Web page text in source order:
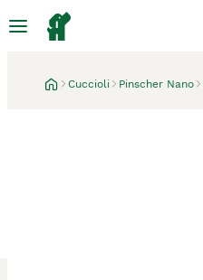
Cuccioli Pinscher Nano